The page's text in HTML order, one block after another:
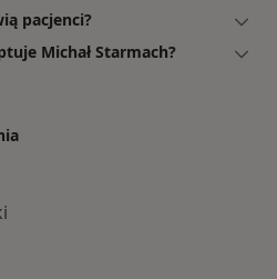
pacjenci?
Michał Starmach?